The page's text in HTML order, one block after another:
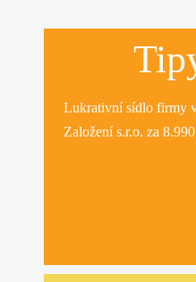
Lukrativnísídlo firmy
Založení s.r.o. za